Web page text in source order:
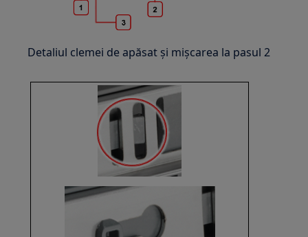
Detaliul clemei de apăsat și mișcarea la pasul 2